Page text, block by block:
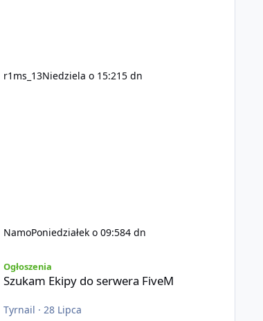
r1ms_13Niedziela o 15:215 dn
NamoPoniedziałek o 09:584 dn
Ogłoszenia
Szukam Ekipy do serwera FiveM
Tyrnail · 28 Lipca